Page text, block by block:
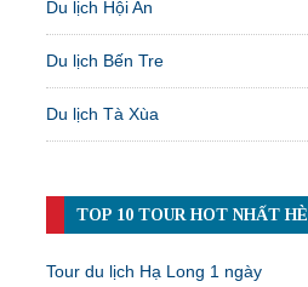
Du lịch Hội An
Du lịch Bến Tre
Du lịch Tà Xùa
TOP 10 TOUR HOT NHẤT HÈ
Tour du lịch Hạ Long 1 ngày